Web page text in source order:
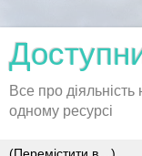
Все про
одному ресурсі